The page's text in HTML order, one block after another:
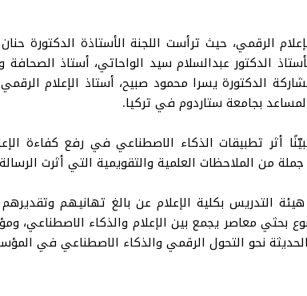
الرقمي، حيث ترأست اللجنة الأستاذة الدكتورة
الدكتور عبدالسلام سيد الواحاتي، أستاذ الصحافة
الدكتورة يسرا محمود صبيح، أستاذ الإعلام
بجامعة ستاردوم في تركيا.
أثر تطبيقات الذكاء الاصطناعي في رفع كفاءة
من الملاحظات العلمية والتقويمية التي أثرت
التدريس بكلية الإعلام عن بالغ تهانيهم وتقديرهم
بحثي معاصر يجمع بين الإعلام والذكاء الاصطناعي،
نحو التحول الرقمي والذكاء الاصطناعي في